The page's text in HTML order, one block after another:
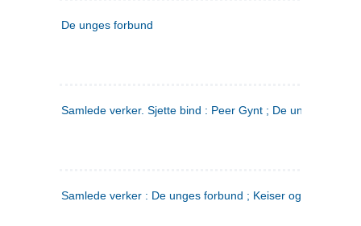
De unges forbund
Samlede verker. Sjette bind : Peer Gynt ; De unges
Samlede verker : De unges forbund ; Keiser og Galilæer. 3